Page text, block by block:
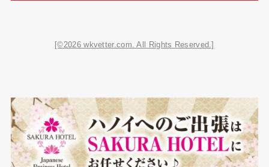
[©2026 wkvetter.com. All Rights Reserved.]